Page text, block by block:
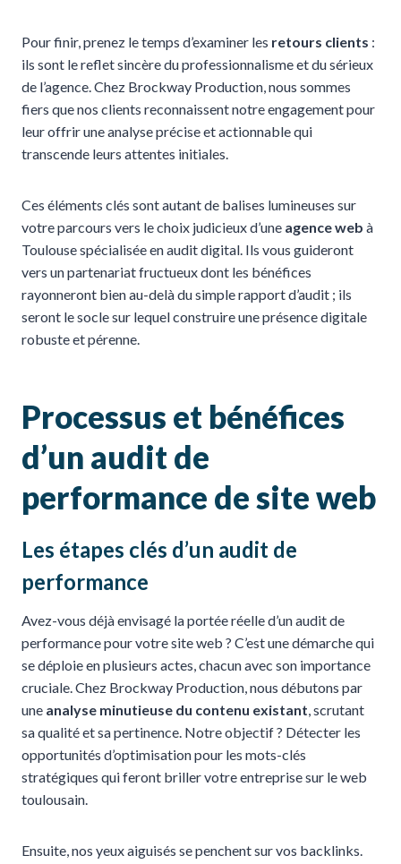
Pour finir, prenez le temps d’examiner les retours clients :
ils sont le reflet sincère du professionnalisme et du sérieux
de l’agence. Chez Brockway Production, nous sommes
fiers que nos clients reconnaissent notre engagement pour
leur offrir une analyse précise et actionnable qui
transcende leurs attentes initiales.
Ces éléments clés sont autant de balises lumineuses sur
votre parcours vers le choix judicieux d’une agence web à
Toulouse spécialisée en audit digital. Ils vous guideront
vers un partenariat fructueux dont les bénéfices
rayonneront bien au-delà du simple rapport d’audit ; ils
seront le socle sur lequel construire une présence digitale
robuste et pérenne.
Processus et bénéfices
d’un audit de
performance de site web
Les étapes clés d’un audit de
performance
Avez-vous déjà envisagé la portée réelle d’un audit de
performance pour votre site web ? C’est une démarche qui
se déploie en plusieurs actes, chacun avec son importance
cruciale. Chez Brockway Production, nous débutons par
une analyse minutieuse du contenu existant , scrutant
sa qualité et sa pertinence. Notre objectif ? Détecter les
opportunités d’optimisation pour les mots-clés
stratégiques qui feront briller votre entreprise sur le web
toulousain.
Ensuite, nos yeux aiguisés se penchent sur vos backlinks.